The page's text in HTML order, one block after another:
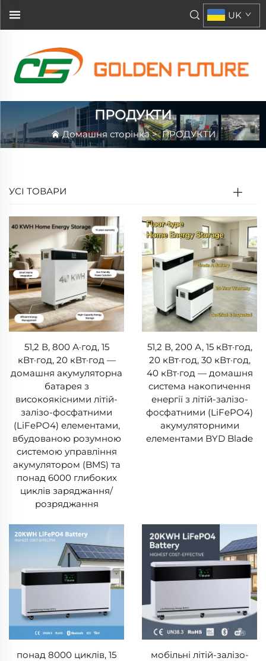
UK
ПРОДУКТИ
Домашня сторінка>ПРОДУКТИ
УСІ ТОВАРИ
51,2 В, 800 А·год, 15
кВт·год, 20 кВт·год —
домашня акумуляторна
батарея з
високоякісними літій-
залізо-фосфатними
(LiFePO4) елементами,
вбудованою розумною
системою управління
акумулятором (BMS) та
понад 6000 глибоких
циклів заряджання/
розряджання
51,2 В, 200 А, 15 кВт·год,
20 кВт·год, 30 кВт·год,
40 кВт·год — домашня
система накопичення
енергії з літій-залізо-
фосфатними (LiFePO4)
акумуляторними
елементами BYD Blade
понад 8000 циклів, 15
мобільні літій-залізо-